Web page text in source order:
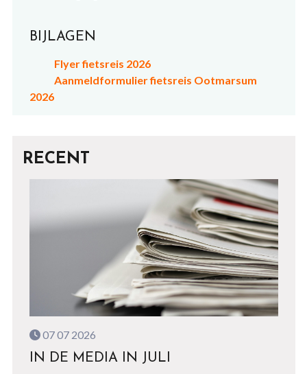
BIJLAGEN
Flyer fietsreis 2026
Aanmeldformulier fietsreis Ootmarsum
2026
RECENT
07 07 2026
IN DE MEDIA IN JULI